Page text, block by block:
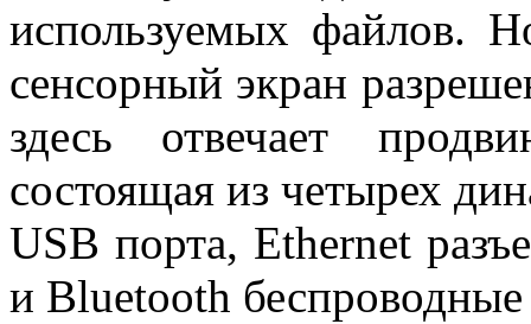
используемых файлов.
сенсорный экран
здесь отвечает
состоящая из четырех
USB порта, Ethernet
и Bluetooth